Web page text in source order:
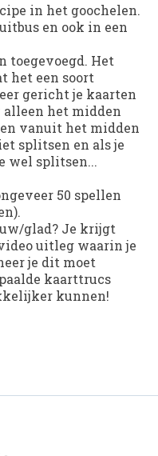
in het goochelen.
en ook in een
toegevoegd. Het
het een soort
gericht je kaarten
het midden
vanuit het midden
splitsen en als je
wel splitsen...
50 spellen
glad? Je krijgt
uitleg waarin je
je dit moet
kaarttrucs
kunnen!